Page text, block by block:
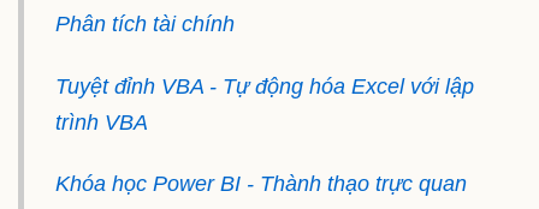
Phân tích tài chính
Tuyệt đỉnh VBA - Tự động hóa Excel với lập
trình VBA
Khóa học Power BI - Thành thạo trực quan